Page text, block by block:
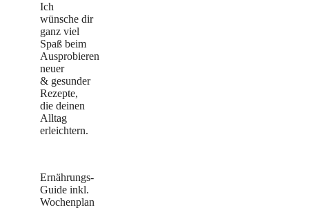
Ich
wünsche dir
ganz viel
Spaß beim
Ausprobieren
neuer
& gesunder
Rezepte,
die deinen
Alltag
erleichtern.
Ernährungs-
Guide inkl.
Wochenplan